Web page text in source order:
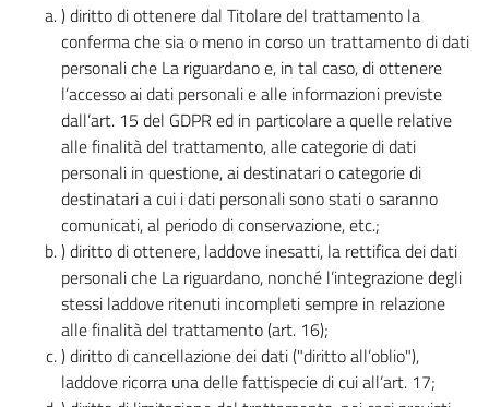
) diritto di ottenere dal Titolare del trattamento la
conferma che sia o meno in corso un trattamento di dati
personali che La riguardano e, in tal caso, di ottenere
l’accesso ai dati personali e alle informazioni previste
dall’art. 15 del GDPR ed in particolare a quelle relative
alle finalità del trattamento, alle categorie di dati
personali in questione, ai destinatari o categorie di
destinatari a cui i dati personali sono stati o saranno
comunicati, al periodo di conservazione, etc.;
) diritto di ottenere, laddove inesatti, la rettifica dei dati
personali che La riguardano, nonché l’integrazione degli
stessi laddove ritenuti incompleti sempre in relazione
alle finalità del trattamento (art. 16);
) diritto di cancellazione dei dati ("diritto all’oblio"),
laddove ricorra una delle fattispecie di cui all’art. 17;